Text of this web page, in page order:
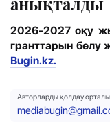
2026-2027 оқу
гранттарын бөлу
Bugin.kz.
Авторларды қолдау